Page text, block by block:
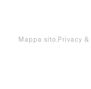
Mappa sito. Privacy &